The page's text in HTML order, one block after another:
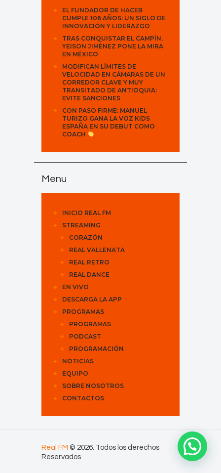
EL FUNDADOR DE HACEB
CUMPLE 106 AÑOS: UN SIGLO DE
INNOVACIÓN Y LIDERAZGO
TRAS CONQUISTAR EL CAMPÍN,
YEISON JIMÉNEZ PONE LA MIRA
EN MÉXICO
MODIFICAN LÍMITES DE
VELOCIDAD EN CÁMARAS DE UN
CORREDOR CLAVE Y MUY
TRANSITADO DE ANTIOQUIA:
EVITE SANCIONES
CON PASO FIRME: MANUEL
TURIZO GANA LA VOZ KIDS
ESPAÑA EN SU DEBUT COMO
COACH
Menu
INICIO REAL FM
STREAMING
CORAZÓN
REAL VALLENATA
REAL RETRO
REAL DANCE
EN VIVO
DESCARGA LA APP
PROGRAMAS
PROGRAMAS
PODCAST
PROGRAMACIÓN
NOTICIAS
EQUIPO
SOBRE NOSOTROS
CONTACTOS
Real FM © 2026. Todos los derechos
Reservados